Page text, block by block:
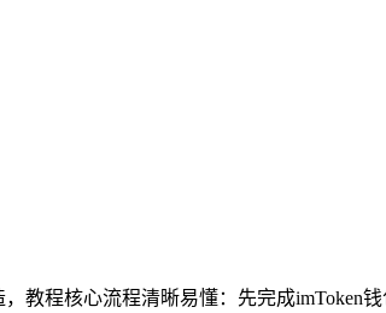
教程核心流程清晰易懂：先完成imToken